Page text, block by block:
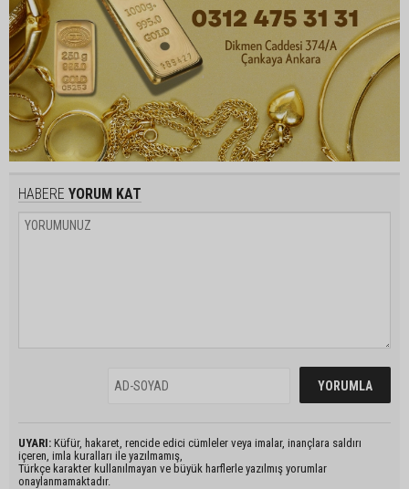
HABERE YORUM KAT
UYARI: Küfür, hakaret, rencide edici cümleler veya imalar, inançlara saldırı
içeren, imla kuralları ile yazılmamış,
Türkçe karakter kullanılmayan ve büyük harflerle yazılmış yorumlar
onaylanmamaktadır.